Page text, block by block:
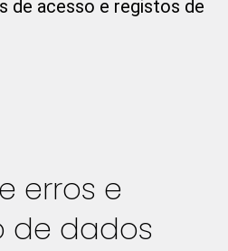
de acesso e registos de
erros e
de dados